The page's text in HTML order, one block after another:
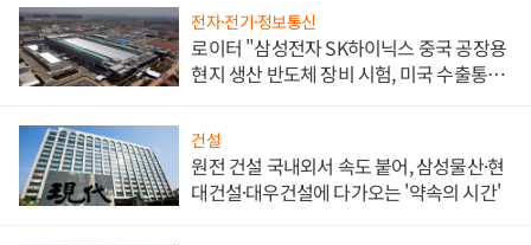
전자·전기·정보통신
로이터 "삼성전자 SK하이닉스 중국 공장용
현지 생산 반도체 장비 시험, 미국 수출통제
건설
원전 건설 국내외서 속도 붙어, 삼성물산·현
대건설·대우건설에 다가오는 '약속의 시간'